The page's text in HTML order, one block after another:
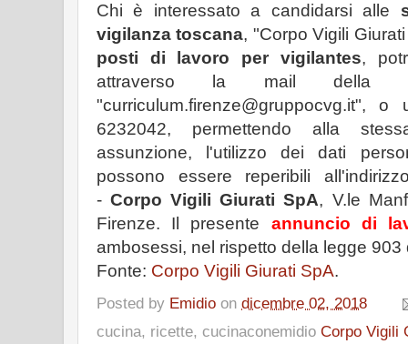
Chi è interessato a candidarsi alle
vigilanza toscana, "Corpo Vigili
posti di lavoro per vigilantes,
attraverso la mail della
"curriculum.firenze@gruppocvg.it",
6232042, permettendo alla
assunzione, l'utilizzo dei dati
possono essere reperibili
-Corpo Vigili Giurati SpA, V.le
Firenze. Il presente annuncio di
ambosessi, nel rispetto della legge 903
Fonte: Corpo Vigili Giurati SpA.
Posted by Emidio on dicembre 02, 2018
cucina, ricette, cucinaconemidio Corpo Vigili